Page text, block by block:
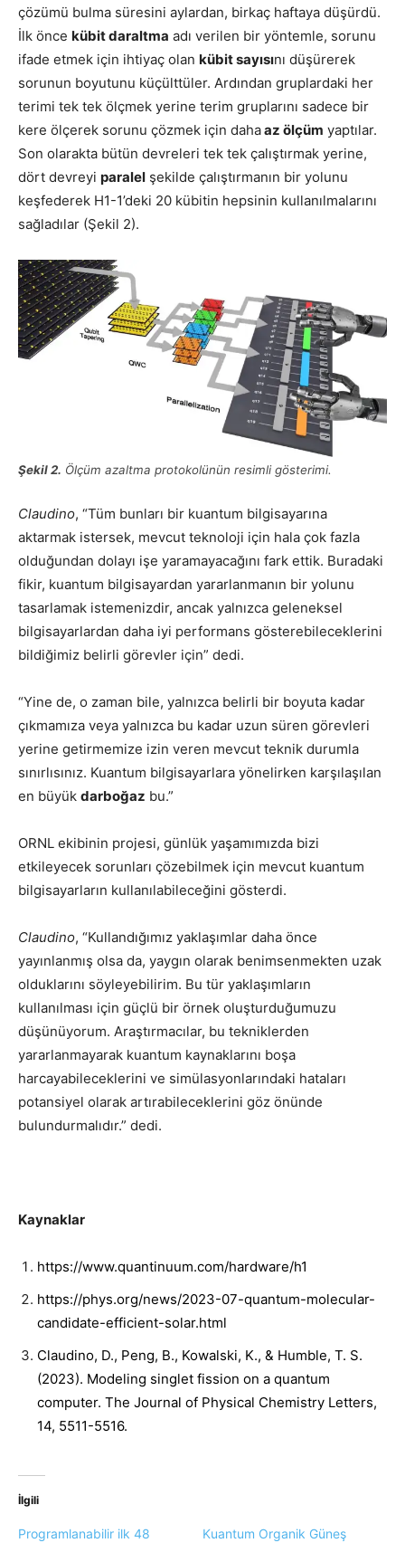
çözümü bulma süresini aylardan, birkaç haftaya düşürdü.
İlk önce kübit daraltma adı verilen bir yöntemle, sorunu
ifade etmek için ihtiyaç olan kübit sayısını düşürerek
sorunun boyutunu küçülttüler. Ardından gruplardaki her
terimi tek tek ölçmek yerine terim gruplarını sadece bir
kere ölçerek sorunu çözmek için dahaaz ölçüm yaptılar.
Son olarakta bütün devreleri tek tek çalıştırmak yerine,
dört devreyi paralel şekilde çalıştırmanın bir yolunu
keşfederek H1-1’deki 20 kübitin hepsinin kullanılmalarını
sağladılar (Şekil 2).
Şekil 2. Ölçüm azaltma protokolünün resimli gösterimi.
Claudino, “Tüm bunları bir kuantum bilgisayarına
aktarmak istersek, mevcut teknoloji için hala çok fazla
olduğundan dolayı işe yaramayacağını fark ettik. Buradaki
fikir, kuantum bilgisayardan yararlanmanın bir yolunu
tasarlamak istemenizdir, ancak yalnızca geleneksel
bilgisayarlardan daha iyi performans gösterebileceklerini
bildiğimiz belirli görevler için” dedi.
“Yine de, o zaman bile, yalnızca belirli bir boyuta kadar
çıkmamıza veya yalnızca bu kadar uzun süren görevleri
yerine getirmemize izin veren mevcut teknik durumla
sınırlısınız. Kuantum bilgisayarlara yönelirken karşılaşılan
en büyük darboğaz bu.”
ORNL ekibinin projesi, günlük yaşamımızda bizi
etkileyecek sorunları çözebilmek için mevcut kuantum
bilgisayarların kullanılabileceğini gösterdi.
Claudino, “Kullandığımız yaklaşımlar daha önce
yayınlanmış olsa da, yaygın olarak benimsenmekten uzak
olduklarını söyleyebilirim. Bu tür yaklaşımların
kullanılması için güçlü bir örnek oluşturduğumuzu
düşünüyorum. Araştırmacılar, bu tekniklerden
yararlanmayarak kuantum kaynaklarını boşa
harcayabileceklerini ve simülasyonlarındaki hataları
potansiyel olarak artırabileceklerini göz önünde
bulundurmalıdır.” dedi.
Kaynaklar
https://www.quantinuum.com/hardware/h1
https://phys.org/news/2023-07-quantum-molecular-
candidate-efficient-solar.html
Claudino, D., Peng, B., Kowalski, K., & Humble, T. S.
(2023). Modeling singlet fission on a quantum
computer. The Journal of Physical Chemistry Letters,
14, 5511-5516.
İlgili
Programlanabilir ilk 48
Kuantum Organik Güneş